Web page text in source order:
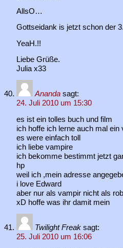
AllsO…
Gottseidank is jetzt schon der
YeaH.!!
Liebe Grüße.
Julia x33
Ananda sagt:
24. Juli 2010 um 15:30
es ist ein tolles buch und film
ich hoffe ich lerne auch mal ein
es were einfach toll
ich liebe vampire
ich bekomme bestimmt jetzt
hp
weil ich ,mein adresse
i love Edward
aber nur als vampir nicht als
xD hoffe was ihr damit mein
Twilight Freak sagt:
25. Juli 2010 um 16:06